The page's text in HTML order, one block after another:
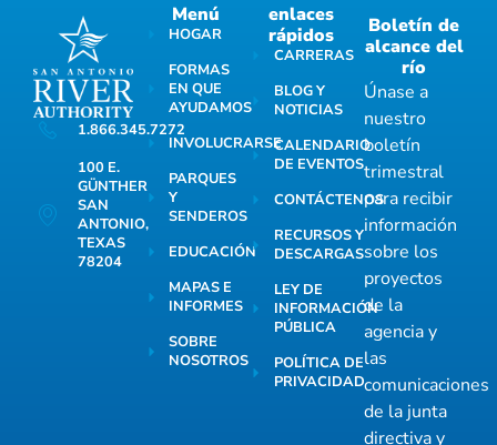
1.866.345.7272
100 E.
GÜNTHER
SAN
ANTONIO,
TEXAS
78204
Menú
HOGAR
FORMAS
EN QUE
AYUDAMOS
INVOLUCRARSE
PARQUES
Y
SENDEROS
EDUCACIÓN
MAPAS E
INFORMES
SOBRE
NOSOTROS
enlaces
rápidos
CARRERAS
BLOG Y
NOTICIAS
CALENDARIO
DE EVENTOS
CONTÁCTENOS
RECURSOS Y
DESCARGAS
LEY DE
INFORMACIÓN
PÚBLICA
POLÍTICA DE
PRIVACIDAD
Boletín de
alcance del
río
Únase a
nuestro
boletín
trimestral
para recibir
información
sobre los
proyectos
de la
agencia y
las
comunicaciones
de la junta
directiva y